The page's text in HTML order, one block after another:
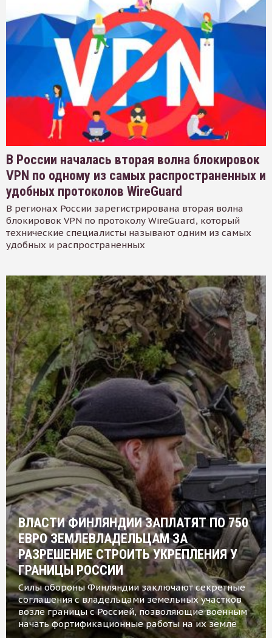
В России началась вторая волна блокировок
VPN по одному из самых распространенных и
удобных протоколов WireGuard
В регионах России зарегистрирована вторая волна
блокировок VPN по протоколу WireGuard, который
технические специалисты называют одним из самых
удобных и распространенных
ВЛАСТИ ФИНЛЯНДИИ ЗАПЛАТЯТ ПО 750
ЕВРО ЗЕМЛЕВЛАДЕЛЬЦАМ ЗА
РАЗРЕШЕНИЕ СТРОИТЬ УКРЕПЛЕНИЯ У
ГРАНИЦЫ РОССИИ
Силы обороны Финляндии заключают секретные
соглашения с владельцами земельных участков
возле границы с Россией, позволяющие военным
начать фортификационные работы на их земле